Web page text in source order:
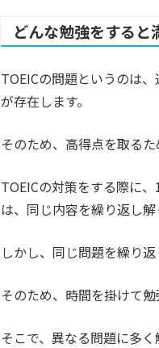
どんな勉強をすると
TOEICの問題というのは
が存在します。
そのため、高得点を取る
TOEICの対策をする際に
は、同じ内容を繰り返し解
しかし、同じ問題を繰り
そのため、時間を掛けて
そこで、異なる問題に多